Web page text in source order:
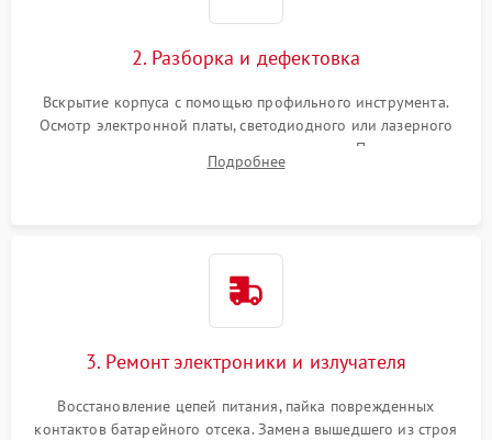
2. Разборка и дефектовка
Вскрытие корпуса с помощью профильного инструмента.
Осмотр электронной платы, светодиодного или лазерного
излучателя, а также механизма выверки. Проверка
уплотнительных прокладок и выявление следов окисления
Подробнее
3. Ремонт электроники и излучателя
Восстановление цепей питания, пайка поврежденных
контактов батарейного отсека. Замена вышедшего из строя